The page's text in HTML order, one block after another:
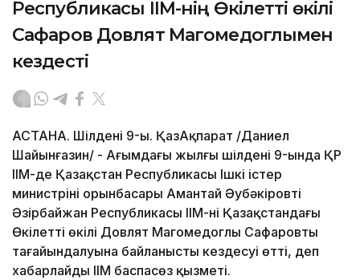
Республикасы ІІМ-нің Өкілетті өкілі
Сафаров Довлят Магомедоглымен
кездесті
АСТАНА. Шілденің 9-ы. ҚазАқпарат /Даниел
Шайынғазин/ - Ағымдағы жылғы шілденің 9-ында ҚР
ІІМ-де Қазақстан Республикасы Ішкі істер
министрінің орынбасары Амантай Әубәкіровтің
Әзірбайжан Республикасы ІІМ-нің Қазақстандағы
Өкілетті өкілі Довлят Магомедоглы Сафаровтың
тағайындалуына байланысты кездесуі өтті, деп
хабарлайды ІІМ баспасөз қызметі.